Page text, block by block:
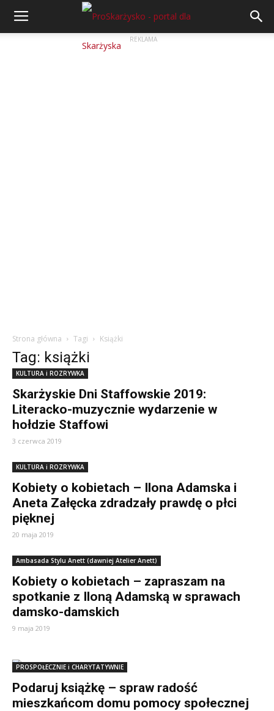
REKLAMA
Strona główna Tagi Książki
Tag: książki
KULTURA i ROZRYWKA
Skarżyskie Dni Staffowskie 2019:
Literacko-muzycznie wydarzenie w
hołdzie Staffowi
3 czerwca 2019
KULTURA i ROZRYWKA
Kobiety o kobietach – Ilona Adamska i
Aneta Załęcka zdradzały prawdę o płci
pięknej
20 maja 2019
Ambasada Stylu Anett (dawniej Atelier Anett)
Kobiety o kobietach – zapraszam na
spotkanie z Iloną Adamską w sprawach
damsko-damskich
9 maja 2019
PROSPOŁECZNIE i CHARYTATYWNIE
Podaruj książkę – spraw radość
mieszkańcom domu pomocy społecznej